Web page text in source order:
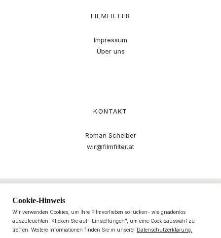
FILMFILTER
Impressum
Über uns
KONTAKT
Roman Scheiber
wir@filmfilter.at
Cookie-Hinweis
Wir verwenden Cookies, um Ihre Filmvorlieben so lücken- wie gnadenlos
auszuleuchten. Klicken Sie auf "Einstellungen", um eine Cookieauswahl zu
treffen. Weitere Informationen finden Sie in unserer Datenschutzerklärung.